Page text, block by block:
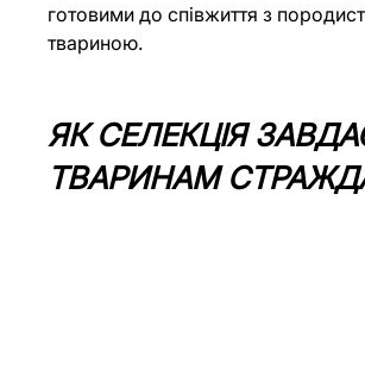
готовими до співжиття з
твариною.
ЯК СЕЛЕКЦІЯ
ТВАРИНАМ